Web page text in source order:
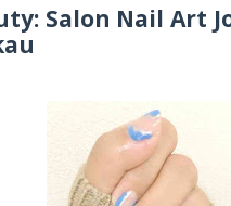
Salon Nail Art